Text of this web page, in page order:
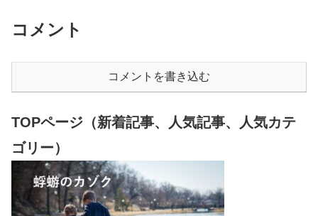
コメント
コメントを書き込む
TOPページ（新着記事、人気記事、人気カテ
ゴリー）